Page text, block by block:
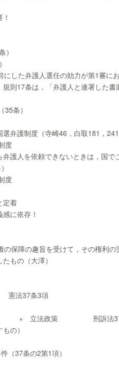
した弁護人選任の効力が第1審に
則17条は，「弁護人と連署した
条）
弁護制度（寺崎46，白取181，241
度
護人を依頼できないときは，国
度
定着
に依存！
の保障の趣旨を受けて，その権利
もの（大澤）
憲法37条3項 刑
× 立法政策 刑訴法37
の）
（37条の2第1項）